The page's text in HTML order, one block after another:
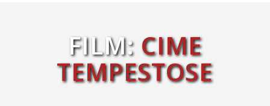
FILM: CIME
TEMPESTOSE